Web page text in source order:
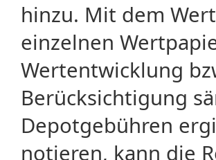
hinzu. Mit dem
einzelnen
Wertentwicklung
Berücksichtigung
Depotgebühren
notieren, kann die